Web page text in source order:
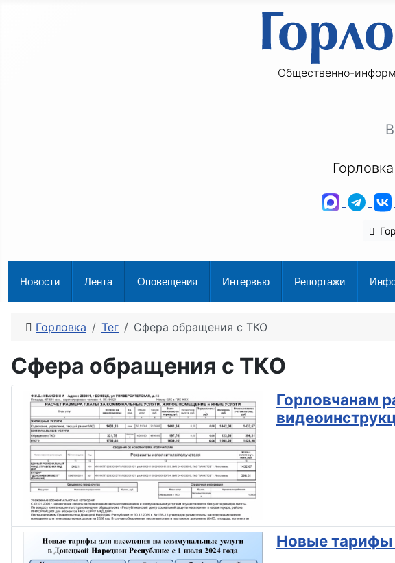
Общественно-
MAX
Новости Лента Оповещения Интервью Репортажи
Горловка Тег Сфера обращения с ТКО
Сфера обращения с ТКО
Горловчанам
Новые тарифы